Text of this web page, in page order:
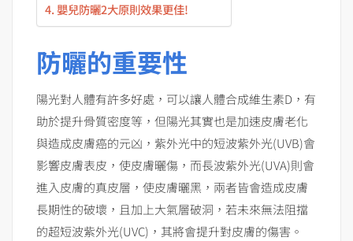
嬰兒防曬2大原則效果更佳!
防曬的重要性
陽光對人體有許多好處，可以讓人體合成維生素D，有
助於提升骨質密度等，但陽光其實也是加速皮膚老化
與造成皮膚癌的元凶，紫外光中的短波紫外光(UVB)會
影響皮膚表皮，使皮膚曬傷，而長波紫外光(UVA)則會
進入皮膚的真皮層，使皮膚曬黑，兩者皆會造成皮膚
長期性的破壞，且加上大氣層破洞，若未來無法阻擋
的超短波紫外光(UVC)，其將會提升對皮膚的傷害。